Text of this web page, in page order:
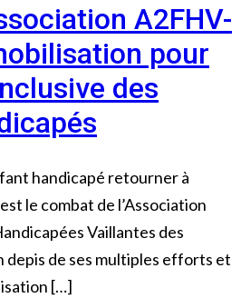
A2FHV-
pour
des
handicapé retourner à
le combat de l’Association
Vaillantes des
depis de ses multiples efforts et
[…]